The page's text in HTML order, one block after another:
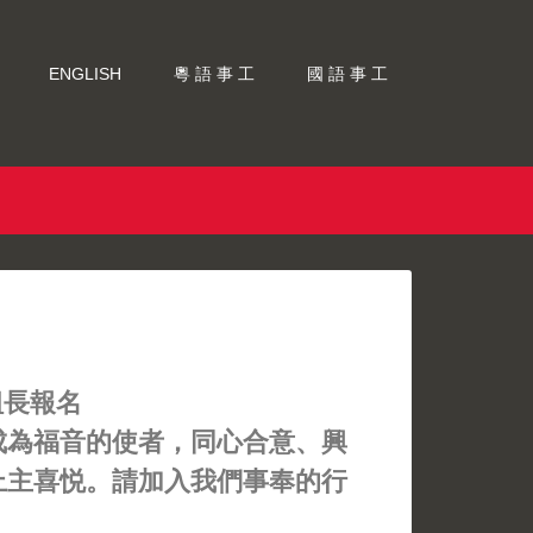
ENGLISH 粵 語 事 工 國 語 事 工
報名
福音的使者，同心合意、興
喜悦。請加入我們事奉的行